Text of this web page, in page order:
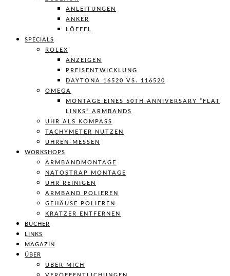
ANLEITUNGEN
ANKER
LÖFFEL
SPECIALS
ROLEX
ANZEIGEN
PREISENTWICKLUNG
DAYTONA 16520 VS. 116520
OMEGA
MONTAGE EINES 50TH ANNIVERSARY “FLAT
LINKS” ARMBANDS
UHR ALS KOMPASS
TACHYMETER NUTZEN
UHREN-MESSEN
WORKSHOPS
ARMBANDMONTAGE
NATOSTRAP MONTAGE
UHR REINIGEN
ARMBAND POLIEREN
GEHÄUSE POLIEREN
KRATZER ENTFERNEN
BÜCHER
LINKS
MAGAZIN
ÜBER
ÜBER MICH